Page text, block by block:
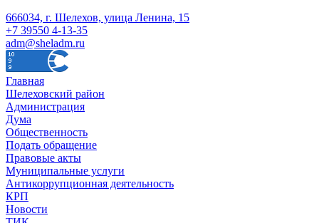
666034, г. Шелехов, улица Ленина, 15
+7 39550 4-13-35
adm@sheladm.ru
Главная
Шелеховский район
Администрация
Дума
Общественность
Подать обращение
Правовые акты
Муниципальные услуги
Антикоррупционная деятельность
КРП
Новости